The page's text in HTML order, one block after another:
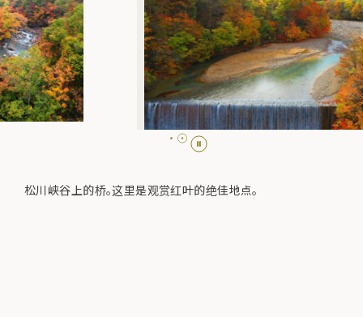
松川峡谷上的桥。这里是观赏红叶的绝佳地点。